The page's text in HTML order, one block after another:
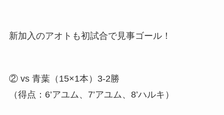
新加入のアオトも初試合で見事ゴール！
② vs 青葉（15×1本）3-2勝
（得点：6’アユム、7’アユム、8’ハルキ）